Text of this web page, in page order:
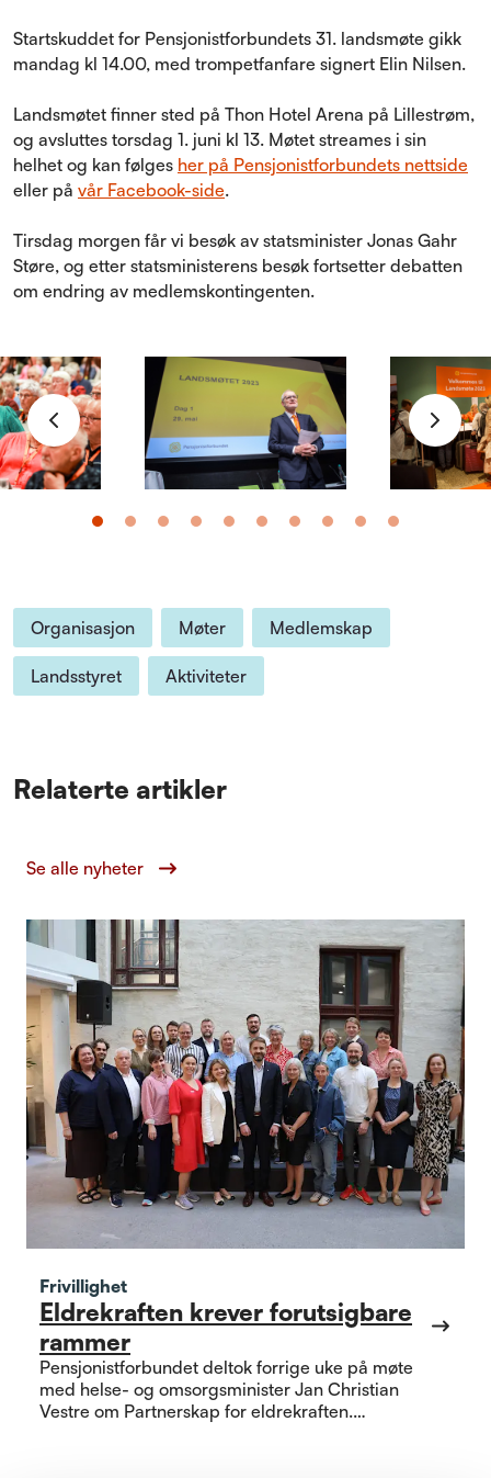
Startskuddet for Pensjonistforbundets 31. landsmøte gikk
mandag kl 14.00, med trompetfanfare signert Elin Nilsen.
Landsmøtet finner sted på Thon Hotel Arena på Lillestrøm,
og avsluttes torsdag 1. juni kl 13. Møtet streames i sin
helhet og kan følges her på Pensjonistforbundets nettside
eller på vår Facebook-side.
Tirsdag morgen får vi besøk av statsminister Jonas Gahr
Støre, og etter statsministerens besøk fortsetter debatten
om endring av medlemskontingenten.
Organisasjon Møter Medlemskap
Landsstyret Aktiviteter
Relaterte artikler
Se alle nyheter
Frivillighet
Eldrekraften krever forutsigbare
rammer
Pensjonistforbundet deltok forrige uke på møte
med helse- og omsorgsminister Jan Christian
Vestre om Partnerskap for eldrekraften.